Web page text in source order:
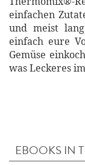
einfachen
und meist
einfach eure
Gemüse
was Leckeres
EBOOKS IN